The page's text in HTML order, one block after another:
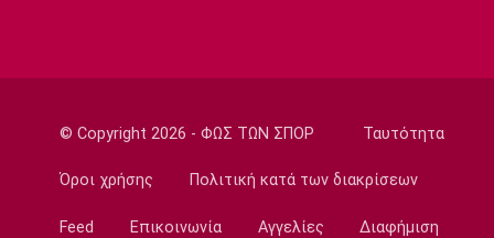
Παναθηναϊκός: Σε φουλ ρυθμούς ο Λιβάι
© Copyright 2026 - ΦΩΣ ΤΩΝ ΣΠΟΡ Ταυτότητα
Όροι χρήσης Πολιτική κατά των διακρίσεων
Feed Επικοινωνία Αγγελίες Διαφήμιση